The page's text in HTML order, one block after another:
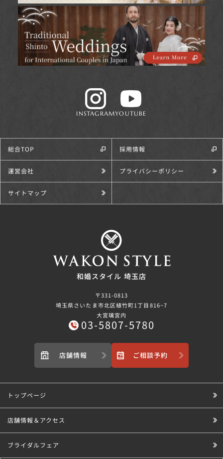
INSTAGRAMYOUTUBE
総合TOP 採用情報
運営会社 プライバシーポリシー
サイトマップ
和婚スタイル 埼玉店
〒331-0813
埼玉県さいたま市北区植竹町1丁目816−7
大宮璃宮内
03-5807-5780
店舗情報 ご相談予約
トップページ
店舗情報＆アクセス
ブライダルフェア